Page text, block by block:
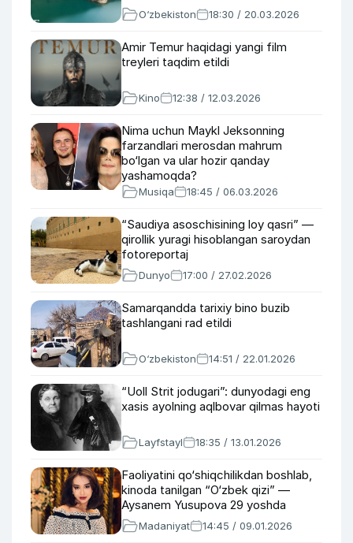
O‘zbekiston 18:30 / 20.03.2026
Amir Temur haqidagi yangi film
treyleri taqdim etildi
Kino 12:38 / 12.03.2026
Nima uchun Maykl Jeksonning
farzandlari merosdan mahrum
bo‘lgan va ular hozir qanday
yashamoqda?
Musiqa 18:45 / 06.03.2026
“Saudiya asoschisining loy qasri” —
qirollik yuragi hisoblangan saroydan
fotoreportaj
Dunyo 17:00 / 27.02.2026
Samarqandda tarixiy bino buzib
tashlangani rad etildi
O‘zbekiston 14:51 / 22.01.2026
“Uoll Strit jodugari”: dunyodagi eng
xasis ayolning aqlbovar qilmas hayoti
Layfstayl 18:35 / 13.01.2026
Faoliyatini qo‘shiqchilikdan boshlab,
kinoda tanilgan “O‘zbek qizi” —
Aysanem Yusupova 29 yoshda
Madaniyat 14:45 / 09.01.2026